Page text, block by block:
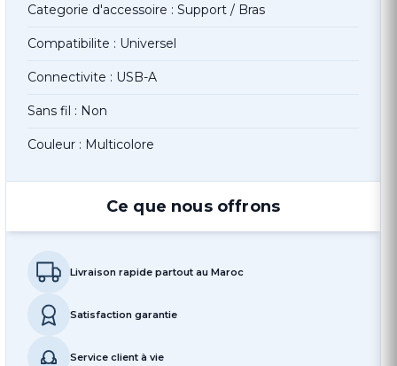
Categorie d'accessoire : Support / Bras
Compatibilite : Universel
Connectivite : USB-A
Sans fil : Non
Couleur : Multicolore
Ce que nous offrons
Livraison rapide partout au Maroc
Satisfaction garantie
Service client à vie